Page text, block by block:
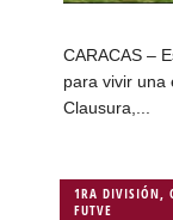
CARACAS –
para vivir una
Clausura,...
1RA DIVISIÓN
FUTVE